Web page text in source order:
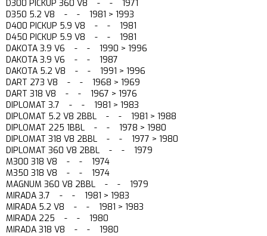
D300 PICKUP 360 V8 - - 1971
D350 5.2 V8 - - 1981 > 1993
D400 PICKUP 5.9 V8 - - 1981
D450 PICKUP 5.9 V8 - - 1981
DAKOTA 3.9 V6 - - 1990 > 1996
DAKOTA 3.9 V6 - - 1987
DAKOTA 5.2 V8 - - 1991 > 1996
DART 273 V8 - - 1968 > 1969
DART 318 V8 - - 1967 > 1976
DIPLOMAT 3.7 - - 1981 > 1983
DIPLOMAT 5.2 V8 2BBL - - 1981 > 1988
DIPLOMAT 225 1BBL - - 1978 > 1980
DIPLOMAT 318 V8 2BBL - - 1977 > 1980
DIPLOMAT 360 V8 2BBL - - 1979
M300 318 V8 - - 1974
M350 318 V8 - - 1974
MAGNUM 360 V8 2BBL - - 1979
MIRADA 3.7 - - 1981 > 1983
MIRADA 5.2 V8 - - 1981 > 1983
MIRADA 225 - - 1980
MIRADA 318 V8 - - 1980